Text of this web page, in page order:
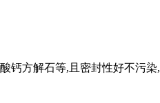
钙方解石等,且密封性好不污